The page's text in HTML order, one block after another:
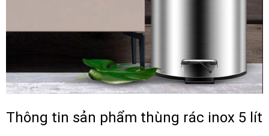
Thông tin sản phẩm thùng rác inox 5 lít